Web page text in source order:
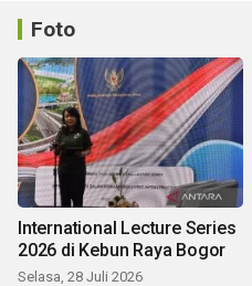
Foto
International Lecture Series
2026 di Kebun Raya Bogor
Selasa, 28 Juli 2026